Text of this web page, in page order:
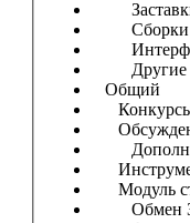
Сборки
Другие
Общий
Модуль
Обмен